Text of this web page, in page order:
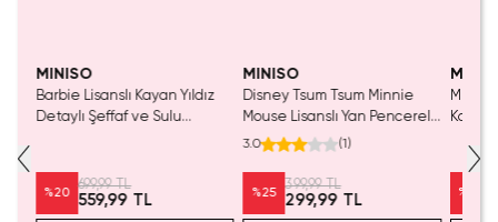
MINISO
Barbie Lisanslı Kayan Yıldız
Detaylı Şeffaf ve Sulu
%20
699,99 TL
559,99 TL
MINISO
Disney Tsum Tsum Minnie
Mouse Lisanslı Yan Pencereli
Mini Saklama Kutusu –
3.0 (1)
%25
399,99 TL
299,99 TL
Miniso
%